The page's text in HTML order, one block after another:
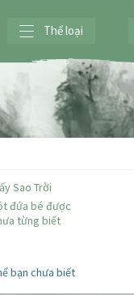
Thể loại
Sao Trời
đứa bé được
từng biết
bạn chưa biết